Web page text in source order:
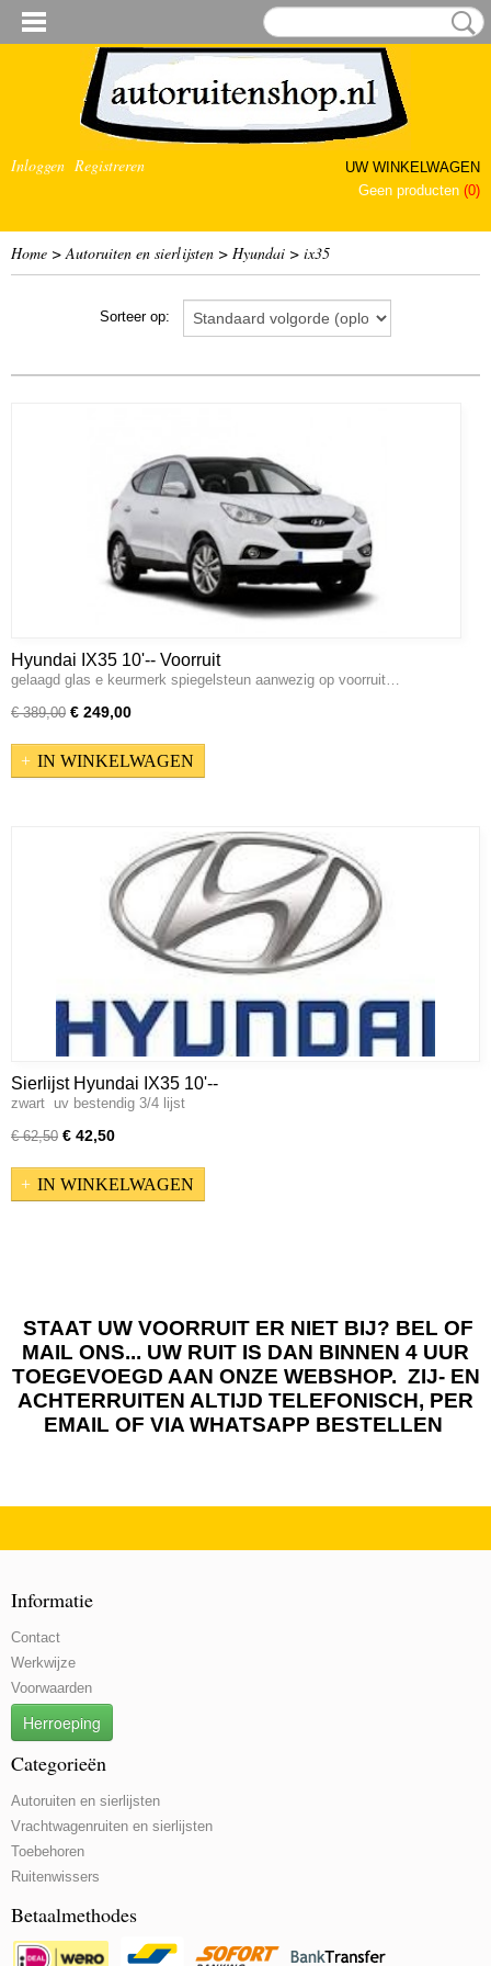
Inloggen Registreren
UW WINKELWAGEN
Geen producten (0)
Home >Autoruiten en sierlijsten > Hyundai > ix35
Sorteer op:
Hyundai IX35 10'-- Voorruit
gelaagd glas e keurmerk spiegelsteun aanwezig op voorruit…
€ 389,00 € 249,00
IN WINKELWAGEN
Sierlijst Hyundai IX35 10'--
zwart uv bestendig 3/4 lijst
€ 62,50 € 42,50
IN WINKELWAGEN
STAAT UW VOORRUIT ER NIET BIJ? BEL OF
MAIL ONS... UW RUIT IS DAN BINNEN 4 UUR
TOEGEVOEGD AAN ONZE WEBSHOP. ZIJ- EN
ACHTERRUITEN ALTIJD TELEFONISCH, PER
EMAIL OF VIA WHATSAPP BESTELLEN
Informatie
Contact
Werkwijze
Voorwaarden
Herroeping
Categorieën
Autoruiten en sierlijsten
Vrachtwagenruiten en sierlijsten
Toebehoren
Ruitenwissers
Betaalmethodes